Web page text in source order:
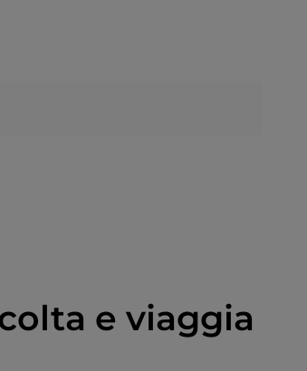
a salire in sella?
e viaggia